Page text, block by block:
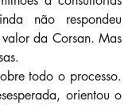
não respondeu
da Corsan. Mas
todo o processo.
orientou o